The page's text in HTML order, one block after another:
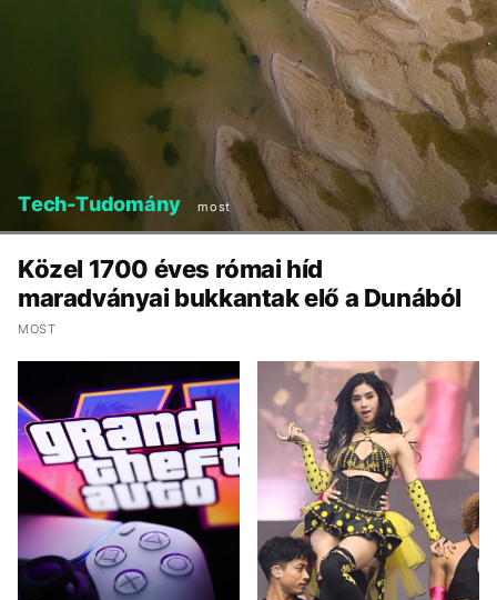
Tech-Tudomány most
Közel 1700 éves római híd
maradványai bukkantak elő a Dunából
MOST